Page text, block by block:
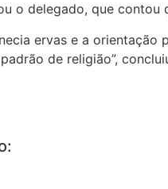
o delegado, que
ervas e a
de religião”,